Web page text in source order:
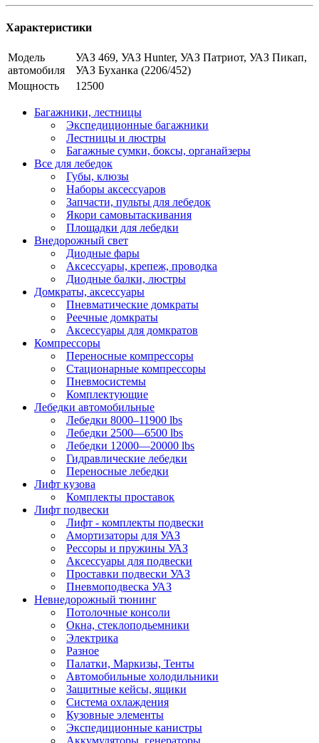
Характеристики
Модель
автомобиля
УАЗ 469, УАЗ Hunter, УАЗ Патриот, УАЗ Пикап,
УАЗ Буханка (2206/452)
Мощность
12500
Багажники, лестницы
Экспедиционные багажники
Лестницы и люстры
Багажные сумки, боксы, органайзеры
Все для лебедок
Губы, клюзы
Наборы аксессуаров
Запчасти, пульты для лебедок
Якори самовытаскивания
Площадки для лебедки
Внедорожный свет
Диодные фары
Аксессуары, крепеж, проводка
Диодные балки, люстры
Домкраты, аксессуары
Пневматические домкраты
Реечные домкраты
Аксессуары для домкратов
Компрессоры
Переносные компрессоры
Стационарные компрессоры
Пневмосистемы
Комплектующие
Лебедки автомобильные
Лебедки 8000–11900 lbs
Лебедки 2500—6500 lbs
Лебедки 12000—20000 lbs
Гидравлические лебедки
Переносные лебедки
Лифт кузова
Комплекты проставок
Лифт подвески
Лифт - комплекты подвески
Амортизаторы для УАЗ
Рессоры и пружины УАЗ
Аксессуары для подвески
Проставки подвески УАЗ
Пневмоподвеска УАЗ
Невнедорожный тюнинг
Потолочные консоли
Окна, стеклоподьемники
Электрика
Разное
Палатки, Маркизы, Тенты
Автомобильные холодильники
Защитные кейсы, ящики
Система охлаждения
Кузовные элементы
Экспедиционные канистры